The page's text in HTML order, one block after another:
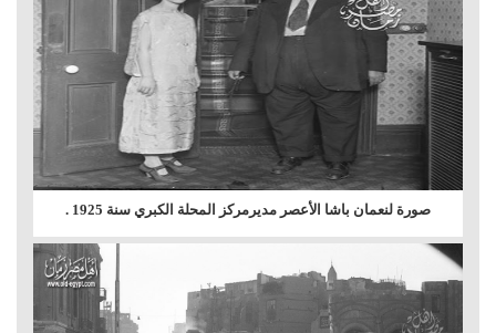
صورة لنعمان باشا الأعصر مديرمركز المحلة الكبري سنة 1925 .